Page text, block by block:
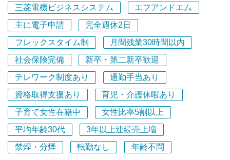
＜休日＞
完全週休2日制、年末年始を含め年間休日120日ありま
す！
年次有給休暇は消化率100%を推奨しています。
＜社風 / 働く雰囲気＞
代表を含めたメンバー10名で協力しながら業務を行なって
います。
リモートワークだからこそ親しみやすいコミュニケーショ
ンを重視しています！
定期的に面談をおこなっているので、気軽に相談ができま
す。
ステップアップし、徐々に顧客担当として独り立ちしてい
ただきます。
未経験でも多くの先輩達が2～3年で一人前に成長していま
す。
専門性を磨きながら、業務の幅を広げ、中小企業の労務相
談を担当したり規程改定等のプロジェクトに参加しなが
ら、コンサルティングの基礎から学ぶことができます。
◆新しい働き方への対応や企業再編など、今、社会から求
められている最先端の課題に挑戦することで事務所とそこ
で働く所員がともに成長できる環境です。
◆チーム体制で臨む業務プロジェクトのほか、新たなサー
三菱電機ビジネスシステム
エフアンドエム
主に電子申請
完全週休2日
フレックスタイム制
月間残業30時間以内
社会保険完備
新卒・第二新卒歓迎
テレワーク制度あり
通勤手当あり
資格取得支援あり
育児・介護休暇あり
子育て女性在籍中
女性比率5割以上
平均年齢30代
3年以上連続売上増
禁煙・分煙
転勤なし 年齢不問